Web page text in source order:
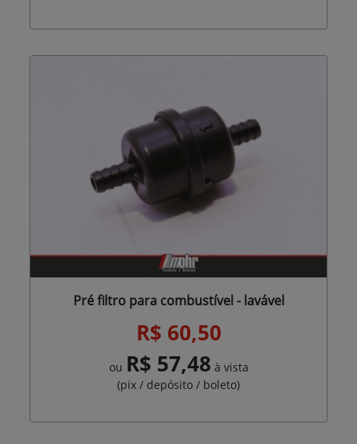
Pré filtro para combustível - lavável
R$ 60,50
ou R$ 57,48 à vista
(pix / depósito / boleto)